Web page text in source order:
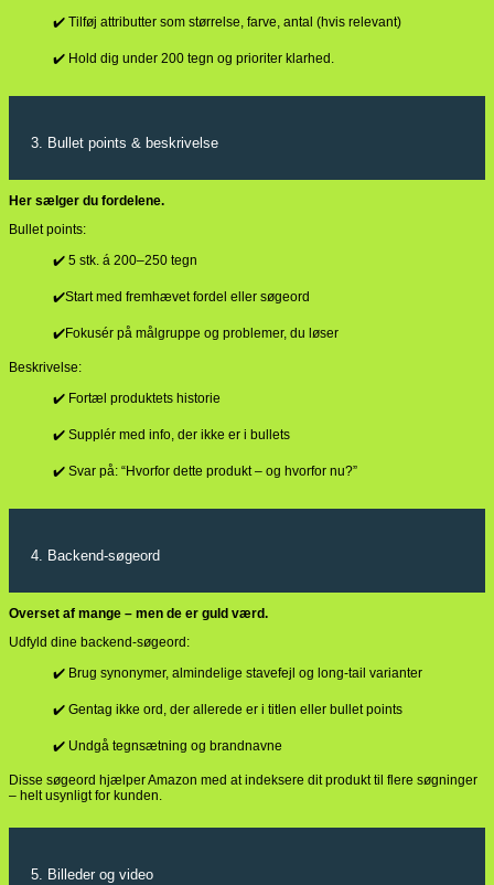
✔️ Tilføj attributter som størrelse, farve, antal (hvis relevant)
✔️ Hold dig under 200 tegn og prioriter klarhed.
3. Bullet points & beskrivelse
Her sælger du fordelene.
Bullet points:
✔️ 5 stk. á 200–250 tegn
✔️Start med fremhævet fordel eller søgeord
✔️Fokusér på målgruppe og problemer, du løser
Beskrivelse:
✔️ Fortæl produktets historie
✔️ Supplér med info, der ikke er i bullets
✔️ Svar på: “Hvorfor dette produkt – og hvorfor nu?”
4. Backend-søgeord
Overset af mange – men de er guld værd.
Udfyld dine backend-søgeord:
✔️ Brug synonymer, almindelige stavefejl og long-tail varianter
✔️ Gentag ikke ord, der allerede er i titlen eller bullet points
✔️ Undgå tegnsætning og brandnavne
Disse søgeord hjælper Amazon med at indeksere dit produkt til flere søgninger
– helt usynligt for kunden.
5. Billeder og video